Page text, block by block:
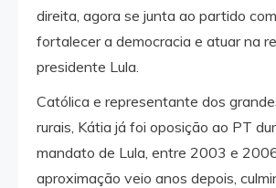
direita, agora se junta ao partido
fortalecer a democracia e atuar na
presidente Lula.
Católica e representante dos
rurais, Kátia já foi oposição ao PT
mandato de Lula, entre 2003 e
aproximação veio anos depois,